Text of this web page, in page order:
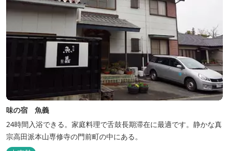
味の宿 魚義
24時間入浴できる。家庭料理で舌鼓長期滞在に最適です。静かな真
宗高田派本山専修寺の門前町の中にある。